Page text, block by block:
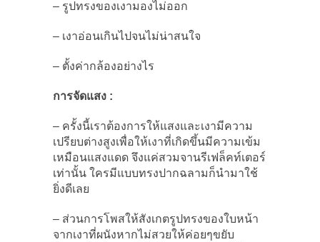
– รูปทรงของเงามองไม่ออก
– เงาอ่อนเกินไปจนไม่น่าสนใจ
– ตั้งค่ากล้องอย่างไร
การจัดแสง :
– ครั้งนี้เราต้องการให้แสงและเงามีความ
เปรียบต่างสูงเพื่อให้เงาที่เกิดขึ้นมีความเข้ม
เหมือนแสงแดด จึงแค่สวมจานรีเฟล็คท์เตอร์
เท่านั้น ใครมีแบบทรงปากฉลามก็นำมาใช้
ยิ่งดีเลย
– ส่วนการโพสให้สังเกตรูปทรงของใบหน้า
จากเงาที่ผนังหากไม่สวยให้ค่อยๆขยับ